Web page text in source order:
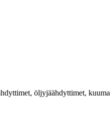
öljyjäähdyttimet,